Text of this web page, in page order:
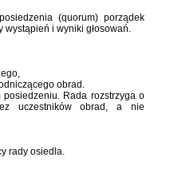
(quorum) porządek
wystąpień i wyniki głosowań.
obrad.
posiedzeniu. Rada rozstrzyga o
uczestników obrad, a nie
rady osiedla.